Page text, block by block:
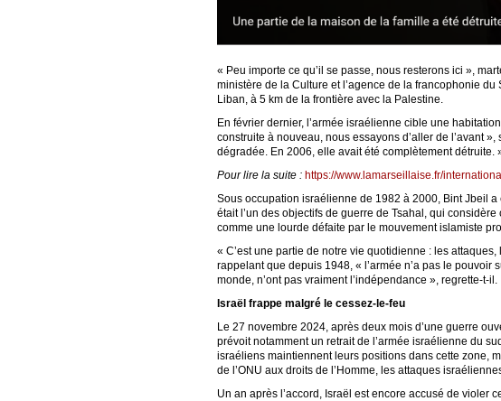
« Peu importe ce qu’il se passe, nous resterons ici »,
ministère de la Culture et l’agence de la francophonie
Liban, à 5 km de la frontière avec la Palestine.
En février dernier, l’armée israélienne cible une
construite à nouveau, nous essayons d’aller de l’avant
dégradée. En 2006, elle avait été complètement détruite.
Pour lire la suite : https://www.lamarseillaise.fr/
Sous occupation israélienne de 1982 à 2000, Bint Jbeil
était l’un des objectifs de guerre de Tsahal, qui
comme une lourde défaite par le mouvement islamiste
« C’est une partie de notre vie quotidienne : les
rappelant que depuis 1948, « l’armée n’a pas le
monde, n’ont pas vraiment l’indépendance », regrette-t-il.
Israël frappe malgré le cessez-le-feu
Le 27 novembre 2024, après deux mois d’une guerre
prévoit notamment un retrait de l’armée israélienne du
israéliens maintiennent leurs positions dans cette zone,
de l’ONU aux droits de l’Homme, les attaques
Un an après l’accord, Israël est encore accusé de violer